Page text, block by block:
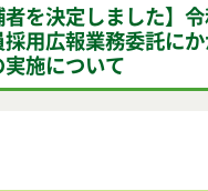
者を決定しました】
用広報業務委託に
施について